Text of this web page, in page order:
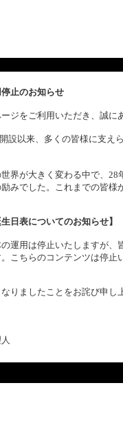
止のお知らせ
ジをご利用いただき、誠に
設以来、多くの皆様に支え
界が大きく変わる中で、
みでした。これまでの皆様
日表についてのお知らせ】
運用は停止いたしますが、
こちらのコンテンツは停止
りましたことをお詫び申